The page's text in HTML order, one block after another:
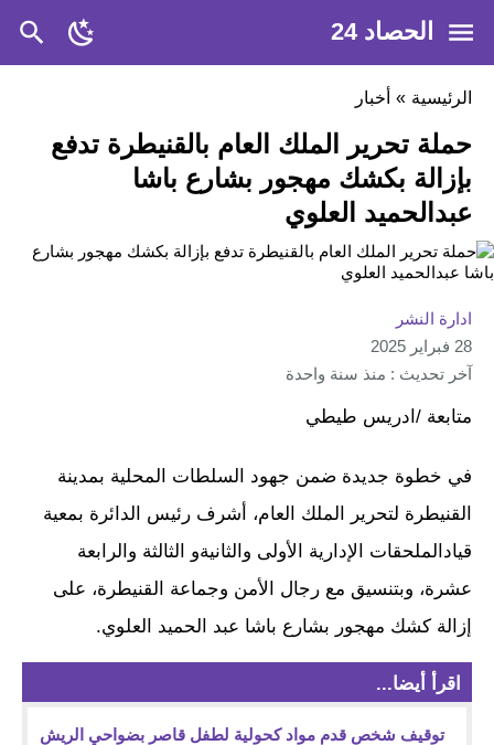
الحصاد 24
الرئيسية » أخبار
حملة تحرير الملك العام بالقنيطرة تدفع
بإزالة بكشك مهجور بشارع باشا
عبدالحميد العلوي
ادارة النشر
28 فبراير 2025
آخر تحديث : منذ سنة واحدة
متابعة /ادريس طيطي
في خطوة جديدة ضمن جهود السلطات المحلية بمدينة
القنيطرة لتحرير الملك العام، أشرف رئيس الدائرة بمعية
قيادالملحقات الإدارية الأولى والثانيةو الثالثة والرابعة
عشرة، وبتنسيق مع رجال الأمن وجماعة القنيطرة، على
إزالة كشك مهجور بشارع باشا عبد الحميد العلوي.
اقرأ أيضا...
توقيف شخص قدم مواد كحولية لطفل قاصر بضواحي الريش